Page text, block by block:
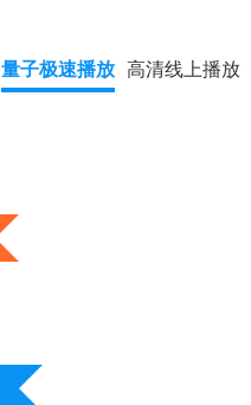
量子极速播放 高清线上播放